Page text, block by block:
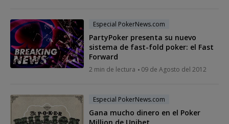
Especial PokerNews.com
PartyPoker presenta su nuevo
sistema de fast-fold poker: el Fast
Forward
2 min de lectura 09 de Agosto del 2012
Especial PokerNews.com
Gana mucho dinero en el Poker